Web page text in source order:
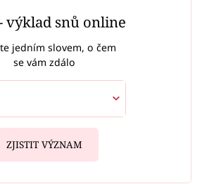
výklad snů online
jedním slovem, o čem
se vám zdálo
ZJISTIT VÝZNAM